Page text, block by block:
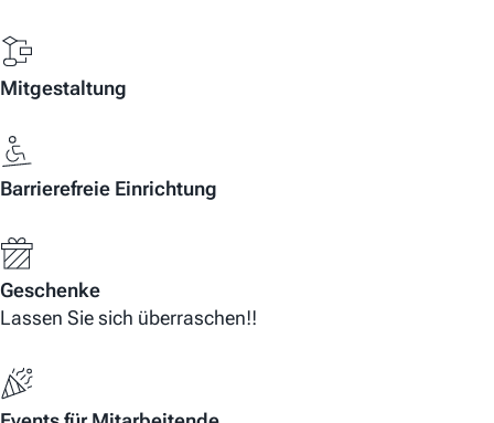
Mitgestaltung
Barrierefreie Einrichtung
Geschenke
Lassen Sie sich überraschen!!